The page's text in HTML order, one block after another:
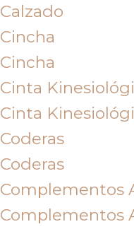
Calzado
Cincha
Cincha
Cinta
Cinta
Coderas
Coderas
Complementos
Complementos